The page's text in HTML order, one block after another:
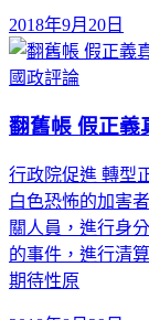
2018年9月20日
國政評論
翻舊帳 假正義
行政院促進 轉型
白色恐怖的加害
關人員，進行身
的事件，進行清
期待性原